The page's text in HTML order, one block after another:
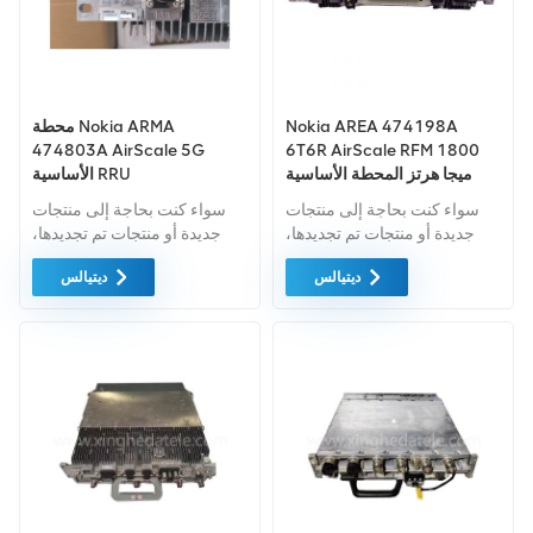
محطة Nokia ARMA
474803A AirScale 5G
الأساسية RRU
سواء كنت بحاجة إلى منتجات
جديدة أو منتجات تم تجديدها،
فإن الضمان الشامل هو المعيار
القياسي. فنحن نشتري فقط
أعلى مستويات الجودة. ويتم
ديتيالس
Nokia AREA 474198A
6T6R AirScale RFM 1800
ميجا هرتز المحطة الأساسية
سواء كنت بحاجة إلى منتجات
جديدة أو منتجات تم تجديدها،
فإن الضمان الشامل هو المعيار
القياسي. فنحن نشتري فقط
أعلى مستويات الجودة. ويتم
ديتيالس